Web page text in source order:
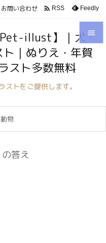



お問い合わせ  RSS Feedly
illust】｜犬・
｜ぬりえ・年賀
スト多数無料
トをご提供します。
物
答え